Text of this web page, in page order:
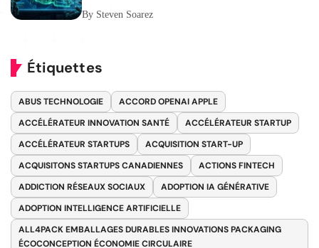
By Steven Soarez
Étiquettes
ABUS TECHNOLOGIE
ACCORD OPENAI APPLE
ACCÉLÉRATEUR INNOVATION SANTÉ
ACCÉLÉRATEUR STARTUP
ACCÉLÉRATEUR STARTUPS
ACQUISITION START-UP
ACQUISITONS STARTUPS CANADIENNES
ACTIONS FINTECH
ADDICTION RÉSEAUX SOCIAUX
ADOPTION IA GÉNÉRATIVE
ADOPTION INTELLIGENCE ARTIFICIELLE
ALL4PACK EMBALLAGES DURABLES INNOVATIONS PACKAGING
ÉCOCONCEPTION ÉCONOMIE CIRCULAIRE